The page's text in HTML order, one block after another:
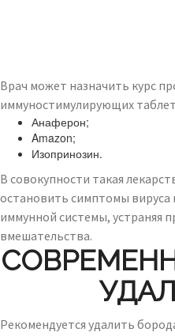
Врач может назначить курс
иммуностимулирующих
Анаферон;
Amazon;
Изопринозин.
В совокупности такая
остановить симптомы
иммунной системы, устраняя
вмешательства.
Рекомендуется удалить